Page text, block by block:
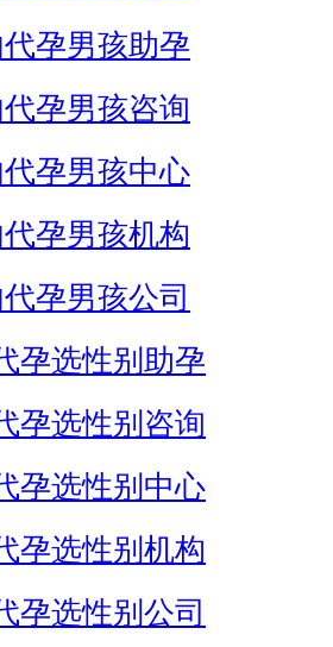
代孕男孩助孕
代孕男孩咨询
代孕男孩中心
代孕男孩机构
孕男孩公司
孕选性别助孕
孕选性别咨询
孕选性别中心
孕选性别机构
孕选性别公司